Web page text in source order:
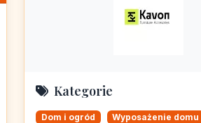
Kategorie
Dom i ogród Wyposażenie domu